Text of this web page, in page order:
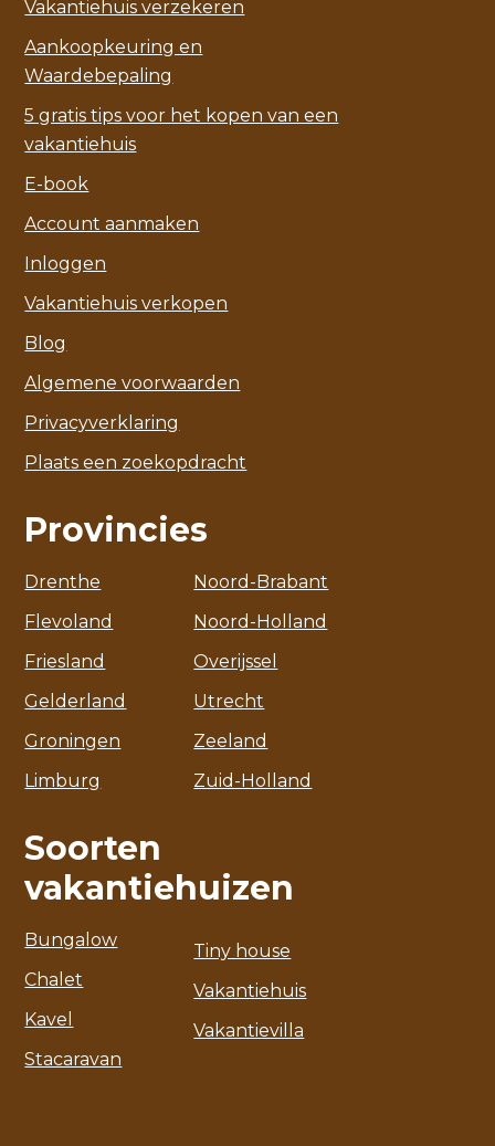
Vakantiehuis verzekeren
Aankoopkeuring en
Waardebepaling
5 gratis tips voor het kopen van een
vakantiehuis
E-book
Account aanmaken
Inloggen
Vakantiehuis verkopen
Blog
Algemene voorwaarden
Privacyverklaring
Plaats een zoekopdracht
Provincies
Drenthe
Flevoland
Friesland
Gelderland
Groningen
Limburg
Noord-Brabant
Noord-Holland
Overijssel
Utrecht
Zeeland
Zuid-Holland
Soorten
vakantiehuizen
Bungalow
Chalet
Kavel
Stacaravan
Tiny house
Vakantiehuis
Vakantievilla